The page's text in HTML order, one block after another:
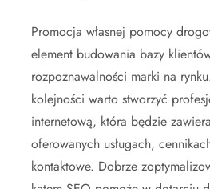
Promocja własnej pomocy
element budowania bazy
rozpoznawalności marki na
kolejności warto stworzyć
internetową, która będzie
oferowanych usługach,
kontaktowe. Dobrze